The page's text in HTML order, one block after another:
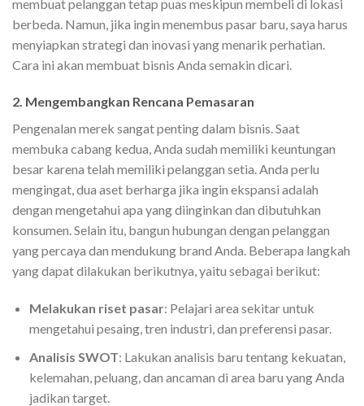
membuat pelanggan tetap puas meskipun membeli di lokasi
berbeda. Namun, jika ingin menembus pasar baru, saya harus
menyiapkan strategi dan inovasi yang menarik perhatian.
Cara ini akan membuat bisnis Anda semakin dicari.
2. Mengembangkan Rencana Pemasaran
Pengenalan merek sangat penting dalam bisnis. Saat
membuka cabang kedua, Anda sudah memiliki keuntungan
besar karena telah memiliki pelanggan setia. Anda perlu
mengingat, dua aset berharga jika ingin ekspansi adalah
dengan mengetahui apa yang diinginkan dan dibutuhkan
konsumen.Selain itu, bangun hubungan dengan pelanggan
yang percaya dan mendukung brand Anda. Beberapa langkah
yang dapat dilakukan berikutnya, yaitu sebagai berikut:
Melakukan riset pasar: Pelajari area sekitar untuk
mengetahui pesaing, tren industri, dan preferensi pasar.
Analisis SWOT: Lakukan analisis baru tentang kekuatan,
kelemahan, peluang, dan ancaman di area baru yang Anda
jadikan target.